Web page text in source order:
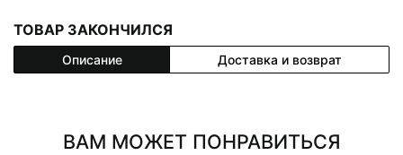
ТОВАР ЗАКОНЧИЛСЯ
Описание Доставка и возврат
ВАМ МОЖЕТ ПОНРАВИТЬСЯ